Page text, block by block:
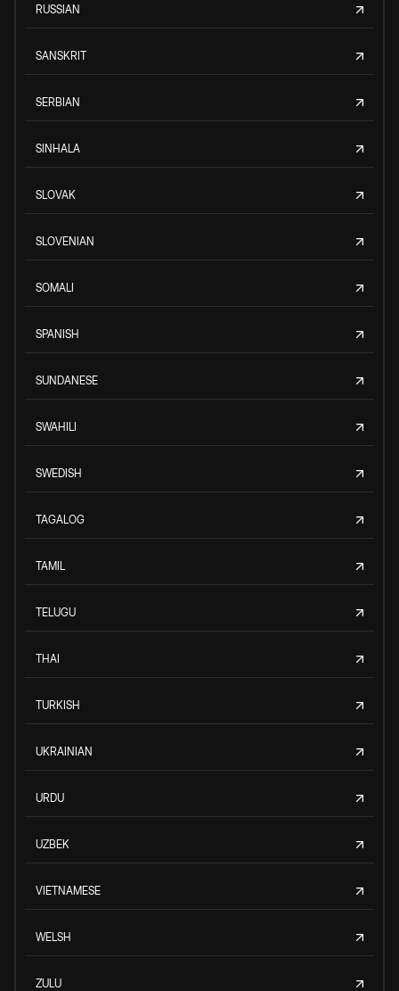
RUSSIAN
SANSKRIT
SERBIAN
SINHALA
SLOVAK
SLOVENIAN
SOMALI
SPANISH
SUNDANESE
SWAHILI
SWEDISH
TAGALOG
TAMIL
TELUGU
THAI
TURKISH
UKRAINIAN
URDU
UZBEK
VIETNAMESE
WELSH
ZULU